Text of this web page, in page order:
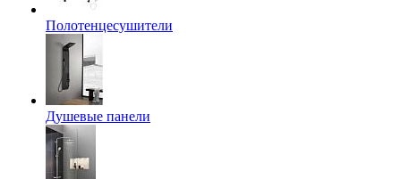
Полотенцесушители
Душевые панели